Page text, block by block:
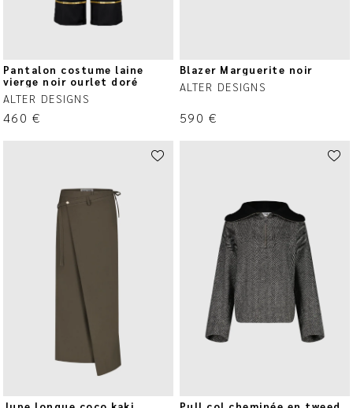
Pantalon costume laine
vierge noir ourlet doré
ALTER DESIGNS
460 €
Blazer Marguerite noir
ALTER DESIGNS
590 €